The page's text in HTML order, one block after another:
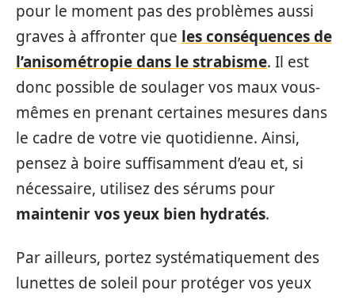
pour le moment pas des problèmes aussi
graves à affronter que les conséquences de
l’anisométropie dans le strabisme. Il est
donc possible de soulager vos maux vous-
mêmes en prenant certaines mesures dans
le cadre de votre vie quotidienne. Ainsi,
pensez à boire suffisamment d’eau et, si
nécessaire, utilisez des sérums pour
maintenir vos yeux bien hydratés.
Par ailleurs, portez systématiquement des
lunettes de soleil pour protéger vos yeux